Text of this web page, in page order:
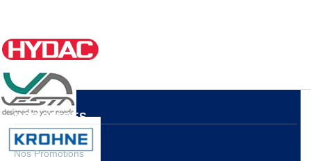
NOS OFFRES
Nos Promotions